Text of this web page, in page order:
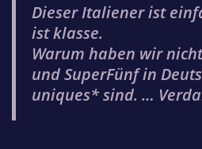
Dieser Italiener ist
ist klasse.
Warum haben wir
und SuperFünf in
uniques* sind. …